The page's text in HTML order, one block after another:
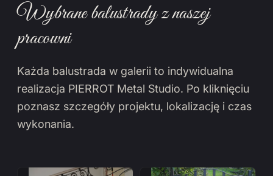
Wybrane balustrady z naszej
pracowni
Każda balustrada w galerii to indywidualna
realizacja PIERROT Metal Studio. Po kliknięciu
poznasz szczegóły projektu, lokalizację i czas
wykonania.